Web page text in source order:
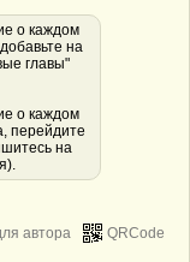
о каждом
на
главы"
о каждом
перейдите
на
QRCode
автора